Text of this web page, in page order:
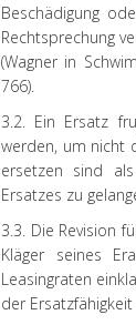
Beschädigung
Rechtsprechung
(Wagner in
766).
3.2. Ein Ersatz
werden, um nicht
ersetzen sind
Ersatzes zu
3.3. Die Revision
Kläger seines
Leasingraten
der